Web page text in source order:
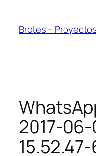
contenido
Brotes –
2017-
15.52.47-